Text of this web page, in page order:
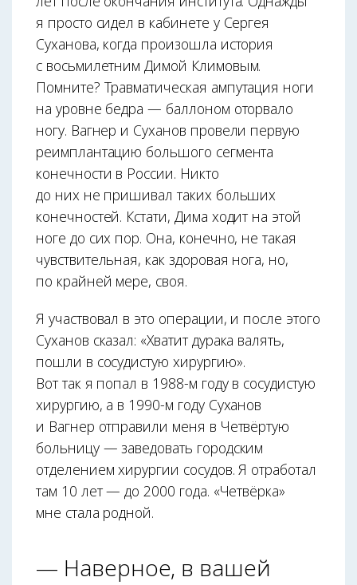
я просто сидел в кабинете у Сергея
Суханова, когда произошла история
с восьмилетним Димой Климовым.
Помните? Травматическая ампутация ноги
на уровне бедра — баллоном оторвало
ногу. Вагнер и Суханов провели первую
реимплантацию большого сегмента
конечности в России. Никто
до них не пришивал таких больших
конечностей. Кстати, Дима ходит на этой
ноге до сих пор. Она, конечно, не такая
чувствительная, как здоровая нога, но,
по крайней мере, своя.
Я участвовал в это операции, и после этого
Суханов сказал: «Хватит дурака валять,
пошли в сосудистую хирургию».
Вот так я попал в 1988-м году в сосудистую
хирургию, а в 1990-м году Суханов
и Вагнер отправили меня в Четвёртую
больницу — заведовать городским
отделением хирургии сосудов. Я отработал
там 10 лет — до 2000 года. «Четвёрка»
мне стала родной.
— Наверное, в вашей